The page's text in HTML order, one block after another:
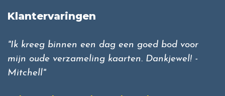
Klantervaringen
"Ik kreeg binnen een dag een goed bod voor
mijn oude verzameling kaarten. Dankjewel! -
Mitchell"